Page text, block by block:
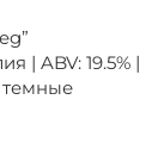
| ABV: 19.5% |
темные